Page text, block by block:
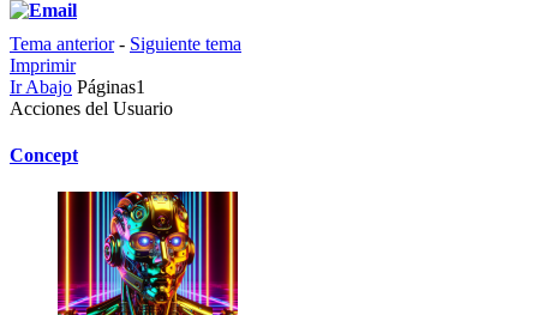
Tema anterior- Siguiente tema
Imprimir
Ir Abajo Páginas1
Acciones del Usuario
Concept